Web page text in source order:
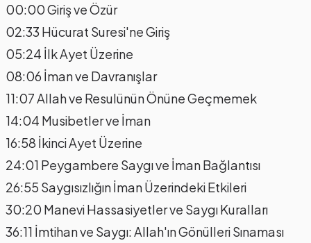
00:00 Giriş ve Özür
02:33 Hücurat Suresi'ne Giriş
05:24 İlk Ayet Üzerine
08:06 İman ve Davranışlar
11:07 Allah ve Resulünün Önüne Geçmemek
14:04 Musibetler ve İman
16:58 İkinci Ayet Üzerine
24:01 Peygambere Saygı ve İman Bağlantısı
26:55 Saygısızlığın İman Üzerindeki Etkileri
30:20 Manevi Hassasiyetler ve Saygı Kuralları
36:11 İmtihan ve Saygı: Allah'ın Gönülleri Sınaması